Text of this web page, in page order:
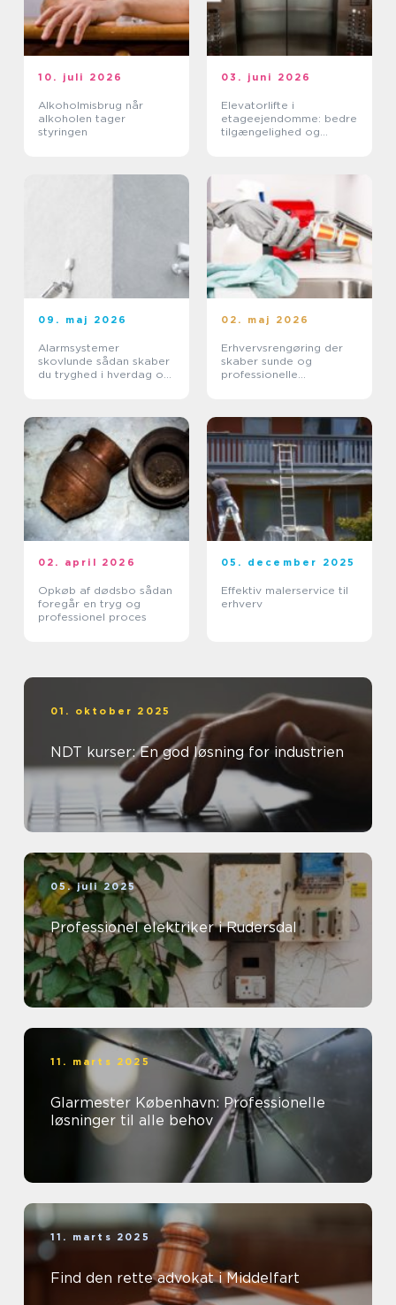
10. juli 2026
Alkoholmisbrug når
alkoholen tager
styringen
03. juni 2026
Elevatorlifte i
etageejendomme: bedre
tilgængelighed og
09. maj 2026
Alarmsystemer
skovlunde sådan skaber
du tryghed i hverdag og
02. maj 2026
Erhvervsrengøring der
skaber sunde og
professionelle
02. april 2026
Opkøb af dødsbo sådan
foregår en tryg og
professionel proces
05. december 2025
Effektiv malerservice til
erhverv
01. oktober 2025
NDT kurser: En god løsning for industrien
05. juli 2025
Professionel elektriker i Rudersdal
11. marts 2025
Glarmester København: Professionelle
løsninger til alle behov
11. marts 2025
Find den rette advokat i Middelfart